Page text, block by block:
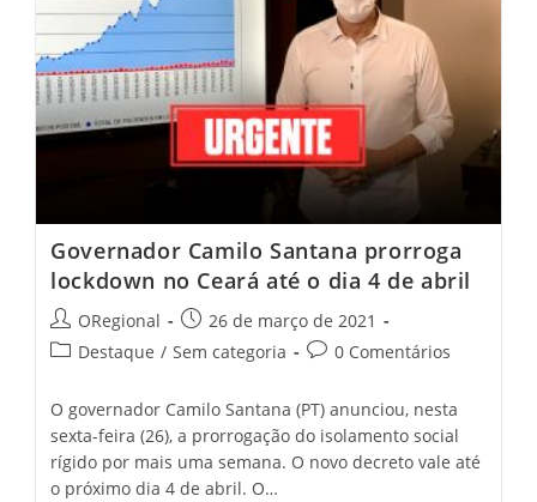
Governador Camilo Santana prorroga
lockdown no Ceará até o dia 4 de abril
Post
author:
ORegional
Post
published:
26 de março de 2021
PostDestaque / Sem categoria
Post0 Comentários
O governador Camilo Santana (PT) anunciou, nesta
sexta-feira (26), a prorrogação do isolamento social
rígido por mais uma semana. O novo decreto vale até
o próximo dia 4 de abril. O…